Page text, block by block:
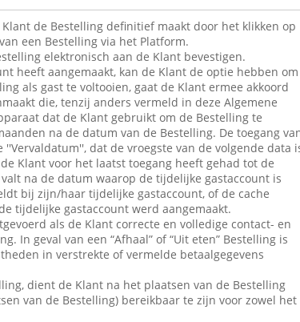
de Bestelling definitief maakt door het klikken op
een Bestelling via het Platform.
elektronisch aan de Klant bevestigen.
heeft aangemaakt, kan de Klant de optie hebben om
als gast te voltooien, gaat de Klant ermee akkoord
die, tenzij anders vermeld in deze Algemene
dat de Klant gebruikt om de Bestelling te
na de datum van de Bestelling. De toegang
dat de vroegste van de volgende data
Klant voor het laatst toegang heeft gehad tot de
na de datum waarop de tijdelijke gastaccount is
bij zijn/haar tijdelijke gastaccount, of de cache
tijdelijke gastaccount werd aangemaakt.
als de Klant correcte en volledige contact- en
In geval van een “Afhaal” of “Uit eten” Bestelling is
in verstrekte of vermelde betaalgegevens
dient de Klant na het plaatsen van de Bestelling
van de Bestelling) bereikbaar te zijn voor zowel het